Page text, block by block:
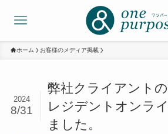
ホーム お客様のメディア掲載
弊社クライアント
レジデントオンラ
ました。
2024
8/31